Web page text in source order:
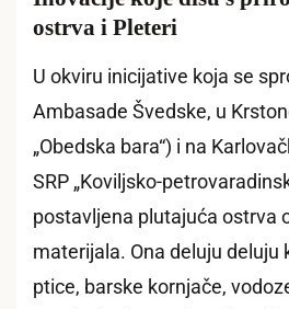
ostrva i Pleteri
U okviru inicijative koja se
Ambasade Švedske, u
„Obedska bara“) i na
SRP „Koviljsko-
postavljena plutajuća ostrva
materijala. Ona deluju deluju
ptice, barske kornjače,